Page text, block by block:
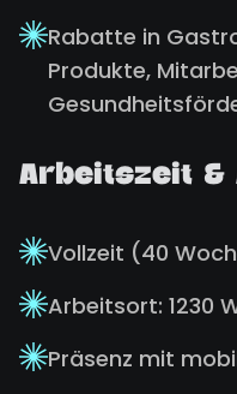
Rabatte in
Produkte,
Arbeitszeit
Vollzeit (40
Arbeitsort: 1230
Präsenz mit